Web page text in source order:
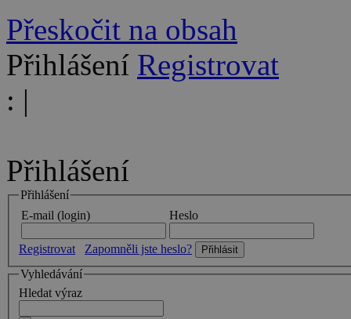
Přeskočit na obsah
Přihlášení Registrovat
: |
Přihlášení
Přihlášení
E-mail (login)
Heslo
Registrovat
Zapomněli jste heslo?
Vyhledávání
Hledat výraz